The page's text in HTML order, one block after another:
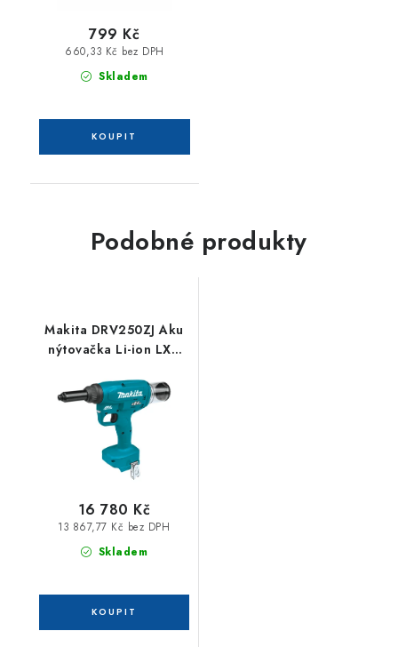
Skladem
660,33 Kč bez DPH
799 Kč
Podobné produkty
Makita DRV250ZJ Aku
nýtovačka Li-ion LXT
Skladem
13 867,77 Kč bez DPH
16 780 Kč